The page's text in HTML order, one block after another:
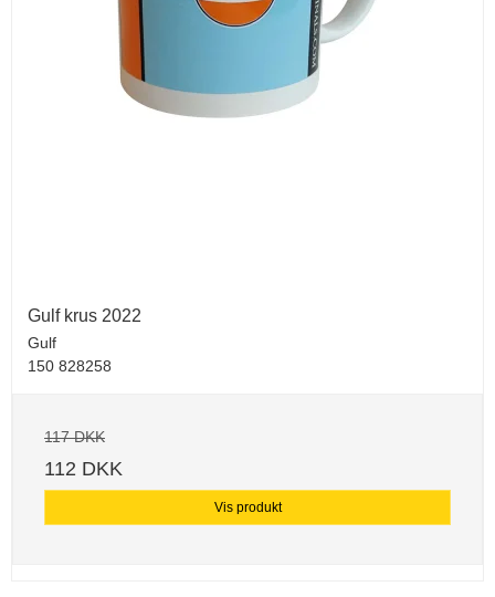
Gulf krus 2022
Gulf
150 828258
117 DKK
112 DKK
Vis produkt